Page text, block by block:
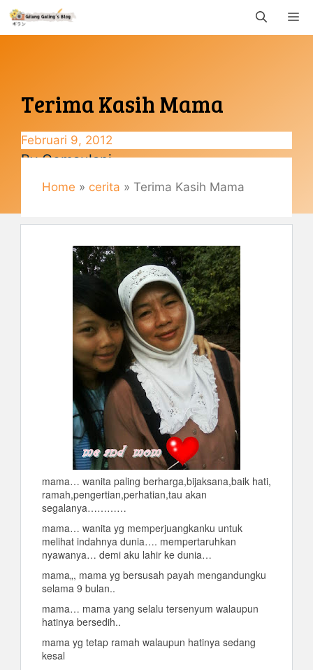
Langsung
Terima Kasih Mama
Februari 9, 2012
ByGemaulani
Home » cerita » Terima Kasih Mama
mama… wanita paling berharga,bijaksana,baik hati,
ramah,pengertian,perhatian,tau akan
segalanya…………
mama… wanita yg memperjuangkanku untuk
melihat indahnya dunia…. mempertaruhkan
nyawanya… demi aku lahir ke dunia…
mama„, mama yg bersusah payah mengandungku
selama 9 bulan..
mama… mama yang selalu tersenyum walaupun
hatinya bersedih..
mama yg tetap ramah walaupun hatinya sedang
kesal